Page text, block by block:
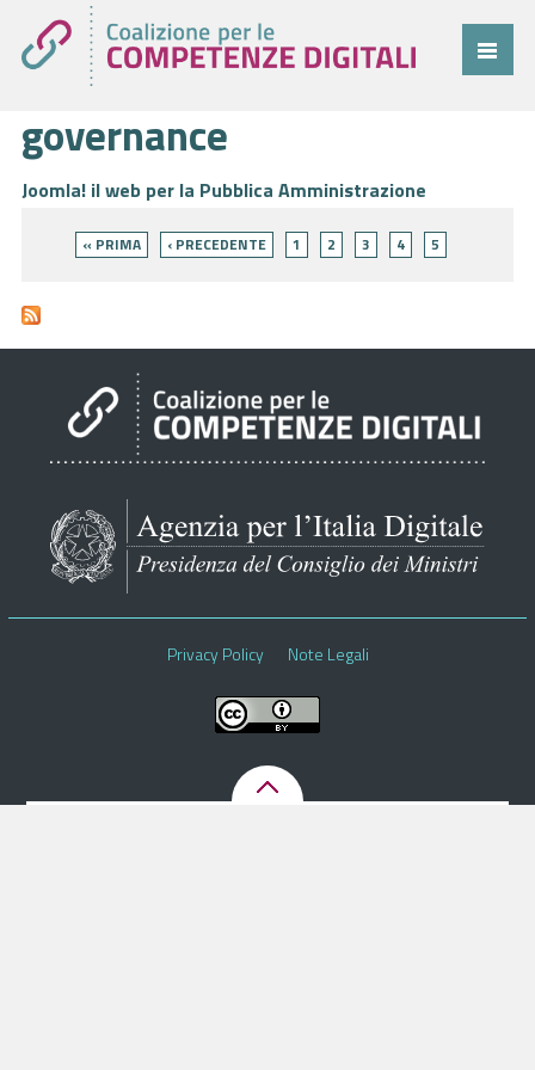
Coalizione
Comitato
Progetti
Pubblica Amministrazione
Cruscotto
Cittadini
Imprese
Pubblica Amministrazione
Documentazione
governance
Joomla! il web per la Pubblica Amministrazione
« PRIMA ‹ PRECEDENTE 1 2 3 4 5
Privacy Policy Note Legali